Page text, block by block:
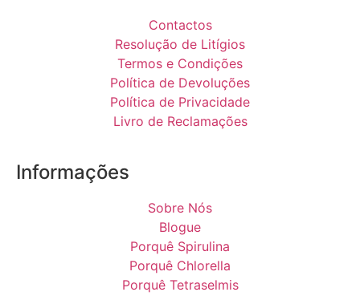
Contactos
Resolução de Litígios
Termos e Condições
Política de Devoluções
Política de Privacidade
Livro de Reclamações
Informações
Sobre Nós
Blogue
Porquê Spirulina
Porquê Chlorella
Porquê Tetraselmis